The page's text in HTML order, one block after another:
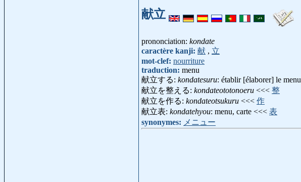
献立
prononciation: kondate
caractère kanji: 献 , 立
mot-clef: nourriture
traduction: menu
献立する: kondatesuru: établir [élaborer] le menu
献立を整える: kondateototonoeru <<< 整
献立を作る: kondateotsukuru <<< 作
献立表: kondatehyou: menu, carte <<< 表
synonymes: メニュー